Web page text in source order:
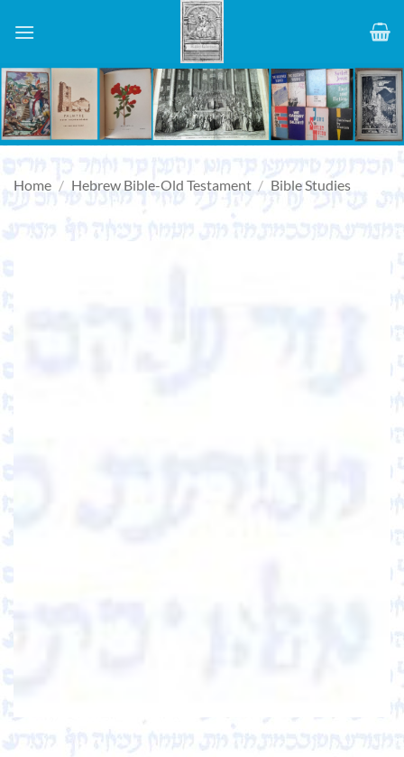
Home / Hebrew Bible-Old Testament / Bible Studies